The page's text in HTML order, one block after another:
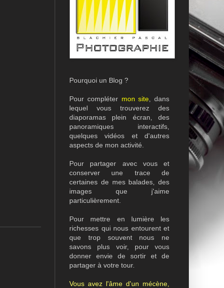
Pourquoi un Blog ?
Pour compléter mon site , dans
lequel vous trouverez des
diaporamas plein écran, des
panoramiques interactifs,
quelques vidéos et d'autres
aspects de mon activité.
Pour partager avec vous et
conserver une trace de
certaines de mes balades, des
images que j'aime
particulièrement.
Pour mettre en lumière les
richesses qui nous entourent et
que trop souvent nous ne
savons plus voir, pour vous
donner envie de sortir et de
partager à votre tour.
Vous avez l'âme d'un mécène,